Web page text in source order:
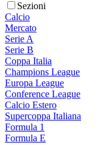
Sezioni
Calcio
Mercato
Serie A
Serie B
Coppa Italia
Champions League
Europa League
Conference League
Calcio Estero
Supercoppa Italiana
Formula 1
Formula E